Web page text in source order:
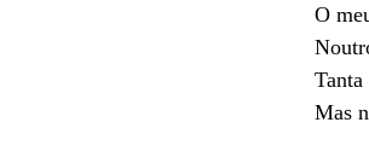
O
Mas